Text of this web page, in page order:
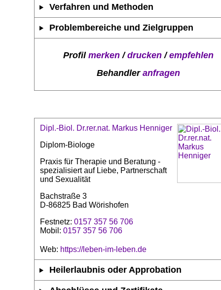
Verfahren und Methoden
Problembereiche und Zielgruppen
Profil merken/drucken/empfehlen
Behandler anfragen
Dipl.-Biol. Dr.rer.nat. Markus Henniger
Diplom-Biologe
Praxis für Therapie und Beratung -
spezialisiert auf Liebe, Partnerschaft
und Sexualität
Bachstraße 3
D-86825 Bad Wörishofen
Festnetz: 0157 357 56 706
Mobil: 0157 357 56 706
Web: https://leben-im-leben.de
Heilerlaubnis oder Approbation